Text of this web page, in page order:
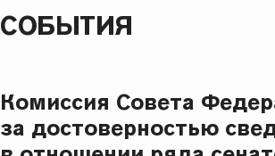
СОБЫТИЯ
Комиссия Совета
за достоверностью